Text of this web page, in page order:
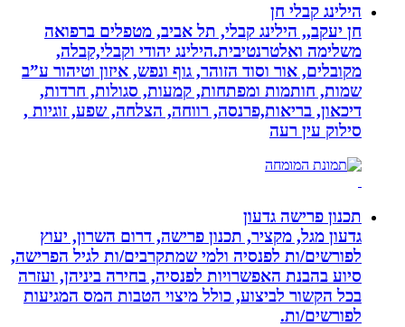
הילינג קבלי חן
חן יעקב,, הילינג קבלי, תל אביב, מטפלים ברפואה
משלימה ואלטרנטיבית.הילינג יהודי וקבלי,קבלה,
מקובלים, אור וסוד הזוהר, גוף ונפש, איזון וטיהור ע”ב
שמות, חותמות ומפתחות, קמעות, סגולות, חרדות,
דיכאון, בריאות,פרנסה, רווחה, הצלחה, שפע, זוגיות ,
סילוק עין רעה
תכנון פרישה גדעון
גדעון מגל, מקציר, תכנון פרישה, דרום השרון, יעוץ
לפורשים/ות לפנסיה ולמי שמתקרבים/ות לגיל הפרישה,
סיוע בהבנת האפשרויות לפנסיה, בחירה ביניהן, ועזרה
בכל הקשור לביצוע, כולל מיצוי הטבות המס המגיעות
לפורשים/ות.